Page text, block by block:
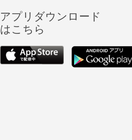
アプリダウンロード
はこちら